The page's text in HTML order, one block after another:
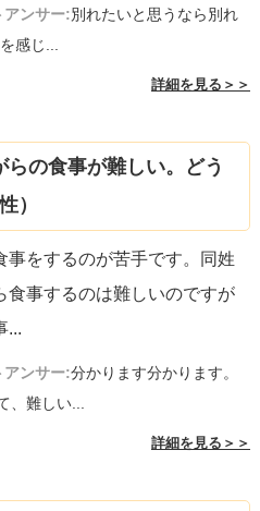
アンサー:別れたいと思うなら別れ
感じ...
詳細を見る＞＞
の食事が難しい。どう
）
事をするのが苦手です。同姓
食事するのは難しいのですが
...
アンサー:分かります分かります。
、難しい...
詳細を見る＞＞